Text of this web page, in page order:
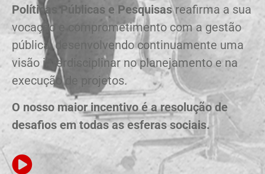
Políticas Públicas e Pesquisasreafirma a sua
vocação e comprometimento com a gestão
pública, desenvolvendo continuamente uma
visão interdisciplinar no planejamento e na
execução de projetos.
O nosso maior incentivo é a resolução de
desafios em todas as esferas sociais.